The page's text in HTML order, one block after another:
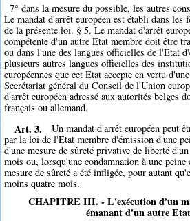
7° dans la mesure du possible, les autres
Le mandat d'arrêt européen est établi dans les
de la présente loi. § 5. Le mandat d'arrêt
compétente d'un autre Etat membre doit être
ou dans l'une des langues officielles de l'Etat
plusieurs autres langues officielles des
européennes que cet Etat accepte en vertu
Secrétariat général du Conseil de l'Union
d'arrêt européen adressé aux autorités belges
français ou allemand.
Art. 3.
Un mandat d'arrêt européen peut
par la loi de l'Etat membre d'émission d'une
d'une mesure de sûreté privative de liberté
mois ou, lorsqu'une condamnation à une peine
mesure de sûreté a été infligée, pour autant
moins quatre mois.
CHAPITRE III. - L'exécution d'un
émanant d'un autre